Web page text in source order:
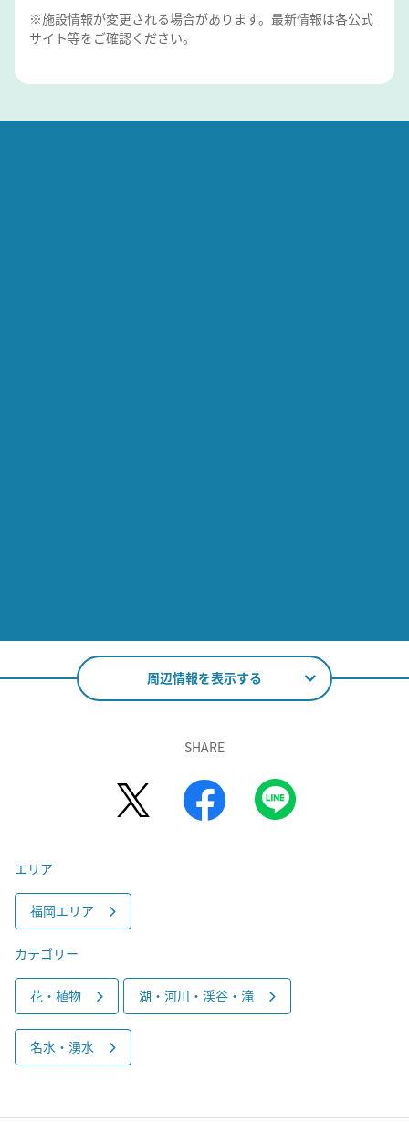
※施設情報が変更される場合があります。最新情報は各公式
サイト等をご確認ください。
周辺情報を表示する
SHARE
エリア
福岡エリア
カテゴリー
花・植物 湖・河川・渓谷・滝
名水・湧水